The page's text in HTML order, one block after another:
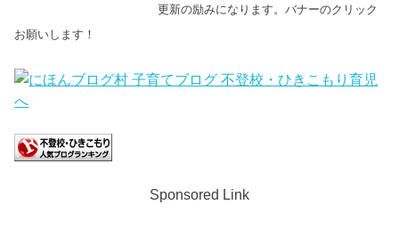
更新の励みになります。バナーのクリック
お願いします！
Sponsored Link